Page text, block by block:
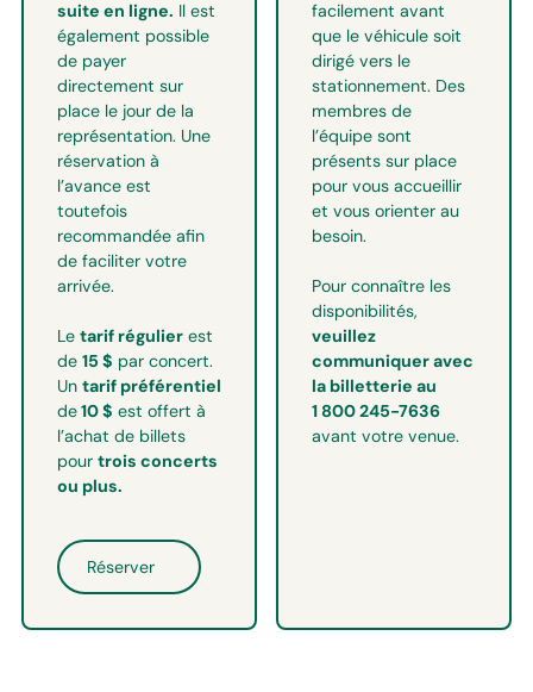
suite en ligne. Il est
également possible
de payer
directement sur
place le jour de la
représentation. Une
réservation à
l’avance est
toutefois
recommandée afin
de faciliter votre
arrivée.
Le tarif régulierest
de 15 $ par concert.
Un tarif préférentiel
de10 $ est offert à
l’achat de billets
pour trois concerts
ou plus.
Réserver
facilement avant
que le véhicule soit
dirigé vers le
stationnement. Des
membres de
l’équipe sont
présents sur place
pour vous accueillir
et vous orienter au
besoin.
Pour connaître les
disponibilités,
veuillez
communiquer avec
la billetterie au
1 800 245-7636
avant votre venue.